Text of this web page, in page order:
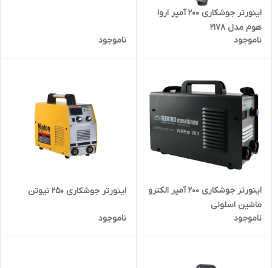
اینورتر جوشکاری ۲۰۰ آمپر اروا
هوم مدل ۲۱۷۸
ناموجود
ناموجود
اینورتر جوشکاری 200 آمپر الکترو
ماشین اسلونی
ناموجود
اینورتر جوشکاری 250 نیوتن
ناموجود